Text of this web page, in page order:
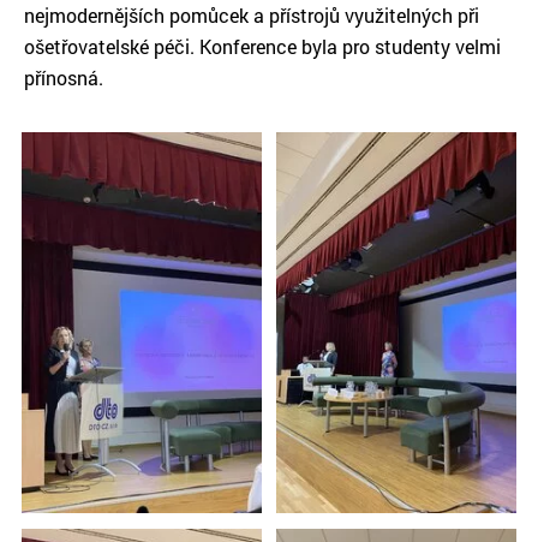
nejmodernějších pomůcek a přístrojů využitelných při
ošetřovatelské péči. Konference byla pro studenty velmi
přínosná.